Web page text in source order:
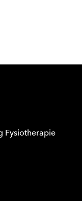
Fysiotherapie